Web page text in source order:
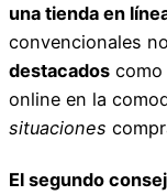
una tienda en
convencionales
destacados como
online en la
situaciones
El segundo